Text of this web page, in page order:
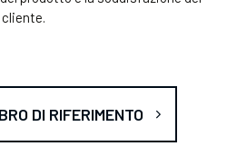
cliente.
DI RIFERIMENTO